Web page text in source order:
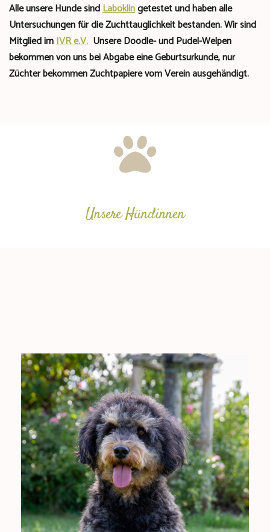
Alle unsere Hunde sindLaboklingetestet und haben alle
Untersuchungen für die Zuchttauglichkeit bestanden. Wir sind
Mitglied imIVR e.V. Unsere Doodle- und Pudel-Welpen
bekommen von uns bei Abgabe eine Geburtsurkunde, nur
Züchter bekommen Zuchtpapiere vom Verein ausgehändigt.
Unsere Hündinnen